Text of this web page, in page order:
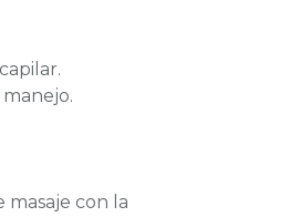
con la